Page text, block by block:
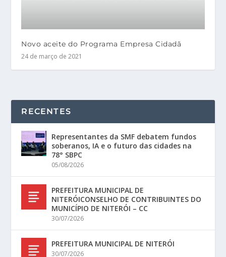
Novo aceite do Programa Empresa Cidadã
24 de março de 2021
RECENTES
Representantes da SMF debatem fundos
soberanos, IA e o futuro das cidades na
78° SBPC
05/08/2026
PREFEITURA MUNICIPAL DE
NITERÓICONSELHO DE CONTRIBUINTES DO
MUNICÍPIO DE NITERÓI – CC
30/07/2026
PREFEITURA MUNICIPAL DE NITERÓI
30/07/2026